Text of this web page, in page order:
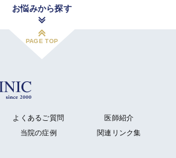
お悩みから探す
PAGE TOP
よくあるご質問
医師紹介
当院の症例 関連リンク集